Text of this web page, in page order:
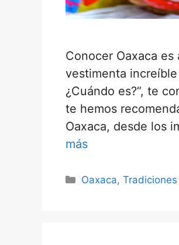
Conocer Oaxaca
vestimenta
¿Cuándo es?“, te
te hemos
Oaxaca, desde los
más
Categorías
Oaxaca,